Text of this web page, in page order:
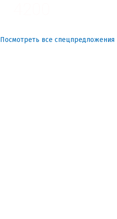
Посмотреть все спецпредложения